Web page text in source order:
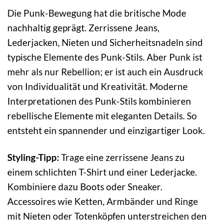
Die Punk-Bewegung hat die britische Mode
nachhaltig geprägt. Zerrissene Jeans,
Lederjacken, Nieten und Sicherheitsnadeln sind
typische Elemente des Punk-Stils. Aber Punk ist
mehr als nur Rebellion; er ist auch ein Ausdruck
von Individualität und Kreativität. Moderne
Interpretationen des Punk-Stils kombinieren
rebellische Elemente mit eleganten Details. So
entsteht ein spannender und einzigartiger Look.
Styling-Tipp: Trage eine zerrissene Jeans zu
einem schlichten T-Shirt und einer Lederjacke.
Kombiniere dazu Boots oder Sneaker.
Accessoires wie Ketten, Armbänder und Ringe
mit Nieten oder Totenköpfen unterstreichen den